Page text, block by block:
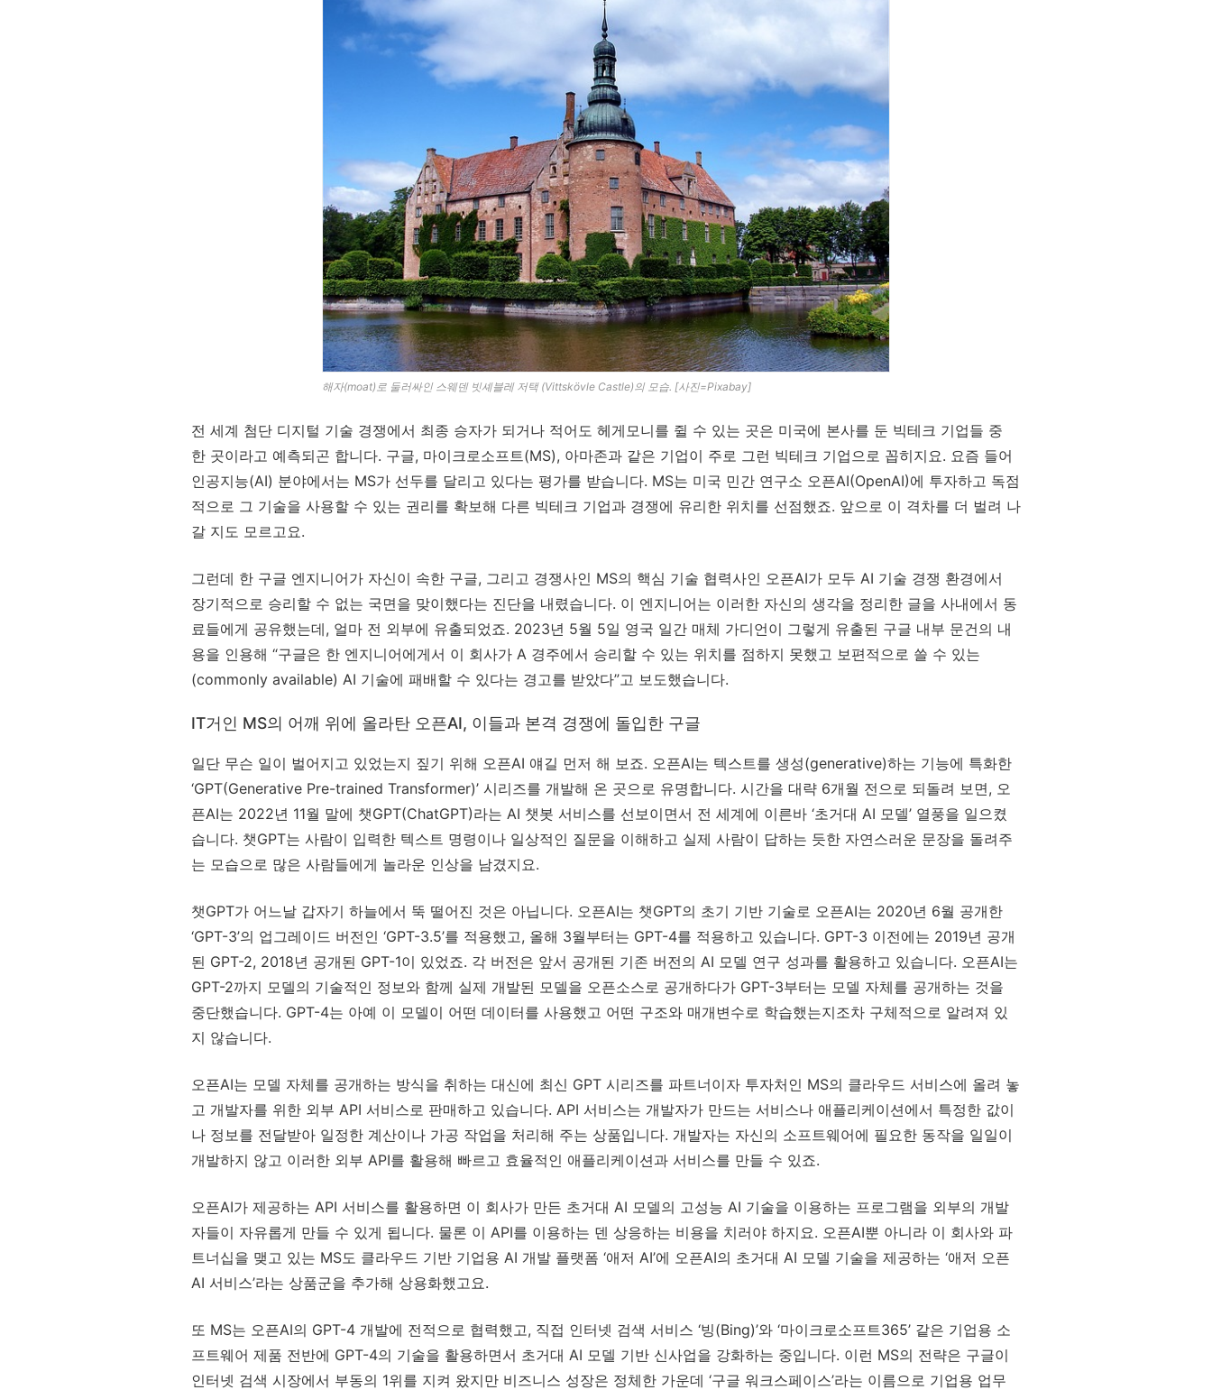
해자(moat)로 둘러싸인 스웨덴 빗셰블레 저택 (Vittskövle Castle)의 모습. [사진=Pixabay]
전 세계 첨단 디지털 기술 경쟁에서 최종 승자가 되거나 적어도 헤게모니를 쥘 수 있는 곳은 미국에 본사를 둔 빅테크 기업들 중
한 곳이라고 예측되곤 합니다. 구글, 마이크로소프트(MS), 아마존과 같은 기업이 주로 그런 빅테크 기업으로 꼽히지요. 요즘 들어
인공지능(AI) 분야에서는 MS가 선두를 달리고 있다는 평가를 받습니다. MS는 미국 민간 연구소 오픈AI(OpenAI)에 투자하고 독점
적으로 그 기술을 사용할 수 있는 권리를 확보해 다른 빅테크 기업과 경쟁에 유리한 위치를 선점했죠. 앞으로 이 격차를 더 벌려 나
갈 지도 모르고요.
그런데 한 구글 엔지니어가 자신이 속한 구글, 그리고 경쟁사인 MS의 핵심 기술 협력사인 오픈AI가 모두 AI 기술 경쟁 환경에서
장기적으로 승리할 수 없는 국면을 맞이했다는 진단을 내렸습니다. 이 엔지니어는 이러한 자신의 생각을 정리한 글을 사내에서 동
료들에게 공유했는데, 얼마 전 외부에 유출되었죠. 2023년 5월 5일 영국 일간 매체 가디언이 그렇게 유출된 구글 내부 문건의 내
용을 인용해 “구글은 한 엔지니어에게서 이 회사가 A 경주에서 승리할 수 있는 위치를 점하지 못했고 보편적으로 쓸 수 있는
(commonly available) AI 기술에 패배할 수 있다는 경고를 받았다”고 보도했습니다.
IT거인 MS의 어깨 위에 올라탄 오픈AI, 이들과 본격 경쟁에 돌입한 구글
일단 무슨 일이 벌어지고 있었는지 짚기 위해 오픈AI 얘길 먼저 해 보죠. 오픈AI는 텍스트를 생성(generative)하는 기능에 특화한
‘GPT(Generative Pre-trained Transformer)’ 시리즈를 개발해 온 곳으로 유명합니다. 시간을 대략 6개월 전으로 되돌려 보면, 오
픈AI는 2022년 11월 말에 챗GPT(ChatGPT)라는 AI 챗봇 서비스를 선보이면서 전 세계에 이른바 ‘초거대 AI 모델’ 열풍을 일으켰
습니다. 챗GPT는 사람이 입력한 텍스트 명령이나 일상적인 질문을 이해하고 실제 사람이 답하는 듯한 자연스러운 문장을 돌려주
는 모습으로 많은 사람들에게 놀라운 인상을 남겼지요.
챗GPT가 어느날 갑자기 하늘에서 뚝 떨어진 것은 아닙니다. 오픈AI는 챗GPT의 초기 기반 기술로 오픈AI는 2020년 6월 공개한
‘GPT-3’의 업그레이드 버전인 ‘GPT-3.5’를 적용했고, 올해 3월부터는 GPT-4를 적용하고 있습니다. GPT-3 이전에는 2019년 공개
된 GPT-2, 2018년 공개된 GPT-1이 있었죠. 각 버전은 앞서 공개된 기존 버전의 AI 모델 연구 성과를 활용하고 있습니다. 오픈AI는
GPT-2까지 모델의 기술적인 정보와 함께 실제 개발된 모델을 오픈소스로 공개하다가 GPT-3부터는 모델 자체를 공개하는 것을
중단했습니다. GPT-4는 아예 이 모델이 어떤 데이터를 사용했고 어떤 구조와 매개변수로 학습했는지조차 구체적으로 알려져 있
지 않습니다.
오픈AI는 모델 자체를 공개하는 방식을 취하는 대신에 최신 GPT 시리즈를 파트너이자 투자처인 MS의 클라우드 서비스에 올려 놓
고 개발자를 위한 외부 API 서비스로 판매하고 있습니다. API 서비스는 개발자가 만드는 서비스나 애플리케이션에서 특정한 값이
나 정보를 전달받아 일정한 계산이나 가공 작업을 처리해 주는 상품입니다. 개발자는 자신의 소프트웨어에 필요한 동작을 일일이
개발하지 않고 이러한 외부 API를 활용해 빠르고 효율적인 애플리케이션과 서비스를 만들 수 있죠.
오픈AI가 제공하는 API 서비스를 활용하면 이 회사가 만든 초거대 AI 모델의 고성능 AI 기술을 이용하는 프로그램을 외부의 개발
자들이 자유롭게 만들 수 있게 됩니다. 물론 이 API를 이용하는 덴 상응하는 비용을 치러야 하지요. 오픈AI뿐 아니라 이 회사와 파
트너십을 맺고 있는 MS도 클라우드 기반 기업용 AI 개발 플랫폼 ‘애저 AI’에 오픈AI의 초거대 AI 모델 기술을 제공하는 ‘애저 오픈
AI 서비스’라는 상품군을 추가해 상용화했고요.
또 MS는 오픈AI의 GPT-4 개발에 전적으로 협력했고, 직접 인터넷 검색 서비스 ‘빙(Bing)’와 ‘마이크로소프트365’ 같은 기업용 소
프트웨어 제품 전반에 GPT-4의 기술을 활용하면서 초거대 AI 모델 기반 신사업을 강화하는 중입니다. 이런 MS의 전략은 구글이
인터넷 검색 시장에서 부동의 1위를 지켜 왔지만 비즈니스 성장은 정체한 가운데 ‘구글 워크스페이스’라는 이름으로 기업용 업무